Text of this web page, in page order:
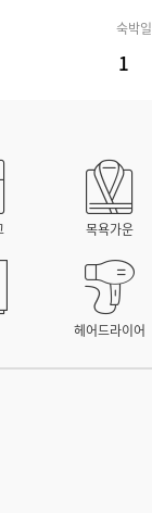
숙박일
목욕가운
헤어드라이어